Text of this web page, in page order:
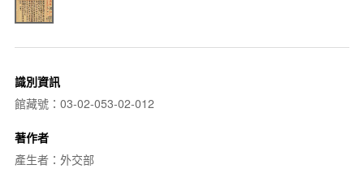
識別資訊
館藏號：03-02-053-02-012
著作者
產生者：外交部